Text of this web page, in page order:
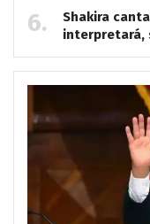
Shakira
interpretará,